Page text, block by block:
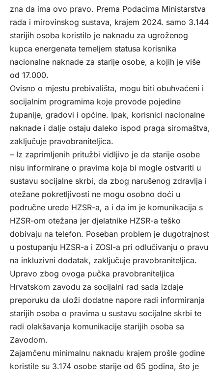
zna da ima ovo pravo. Prema Podacima Ministarstva
rada i mirovinskog sustava, krajem 2024. samo 3.144
starijih osoba koristilo je naknadu za ugroženog
kupca energenata temeljem statusa korisnika
nacionalne naknade za starije osobe, a kojih je više
od 17.000.
Ovisno o mjestu prebivališta, mogu biti obuhvaćeni i
socijalnim programima koje provode pojedine
županije, gradovi i općine. Ipak, korisnici nacionalne
naknade i dalje ostaju daleko ispod praga siromaštva,
zaključuje pravobraniteljica.
– Iz zaprimljenih pritužbi vidljivo je da starije osobe
nisu informirane o pravima koja bi mogle ostvariti u
sustavu socijalne skrbi, da zbog narušenog zdravlja i
otežane pokretljivosti ne mogu osobno doći u
područne urede HZSR-a, a i da im je komunikacija s
HZSR-om otežana jer djelatnike HZSR-a teško
dobivaju na telefon. Poseban problem je dugotrajnost
u postupanju HZSR-a i ZOSI-a pri odlučivanju o pravu
na inkluzivni dodatak, zaključuje pravobraniteljica.
Upravo zbog ovoga pučka pravobraniteljica
Hrvatskom zavodu za socijalni rad sada izdaje
preporuku da uloži dodatne napore radi informiranja
starijih osoba o pravima u sustavu socijalne skrbi te
radi olakšavanja komunikacije starijih osoba sa
Zavodom.
Zajamčenu minimalnu naknadu krajem prošle godine
koristile su 3.174 osobe starije od 65 godina, što je